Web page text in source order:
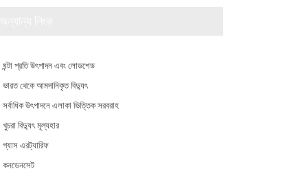
ঘন্টা প্রতি উৎপাদন এবং লোডশেড
ভারত থেকে আমদানিকৃত বিদ্যুৎ
সর্বাধিক উৎপাদনে এলাকা ভিত্তিক সরবরাহ
খুচরা বিদ্যুৎ মূল্যহার
গ্যাস এরট্যারিফ
কনডেনসেট